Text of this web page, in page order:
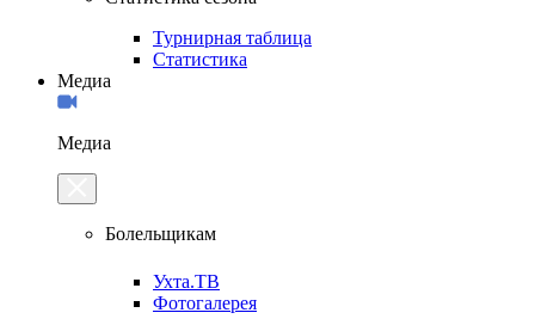
Турнирная таблица
Статистика
Медиа
Медиа
Болельщикам
Ухта.ТВ
Фотогалерея